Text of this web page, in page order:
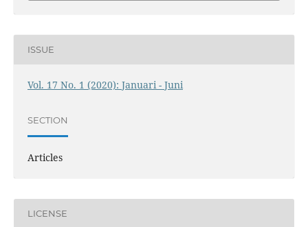
ISSUE
Vol. 17 No. 1 (2020): Januari - Juni
SECTION
Articles
LICENSE